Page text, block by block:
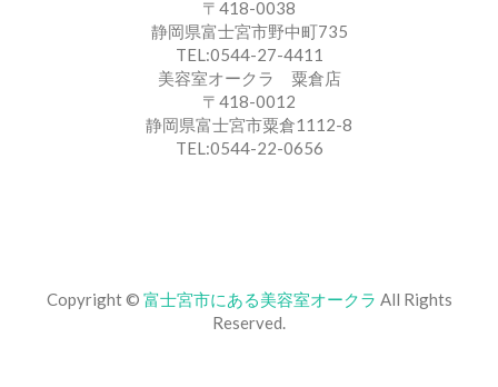
〒418-0038
静岡県富士宮市野中町735
TEL:0544-27-4411
美容室オークラ 粟倉店
〒418-0012
静岡県富士宮市粟倉1112-8
TEL:0544-22-0656
Copyright © 富士宮市にある美容室オークラ All Rights
Reserved.